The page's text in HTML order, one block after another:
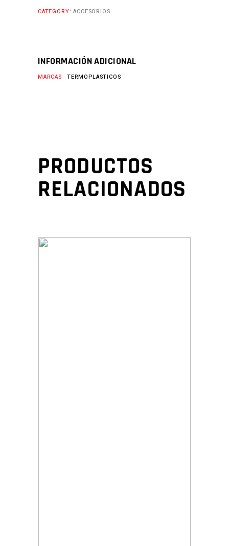
CATEGORY:ACCESORIOS
INFORMACIÓN ADICIONAL
MARCAS TERMOPLASTICOS
PRODUCTOS
RELACIONADOS